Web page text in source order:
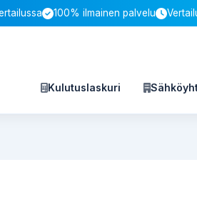
100% ilmainen palvelu
Kulutuslaskuri